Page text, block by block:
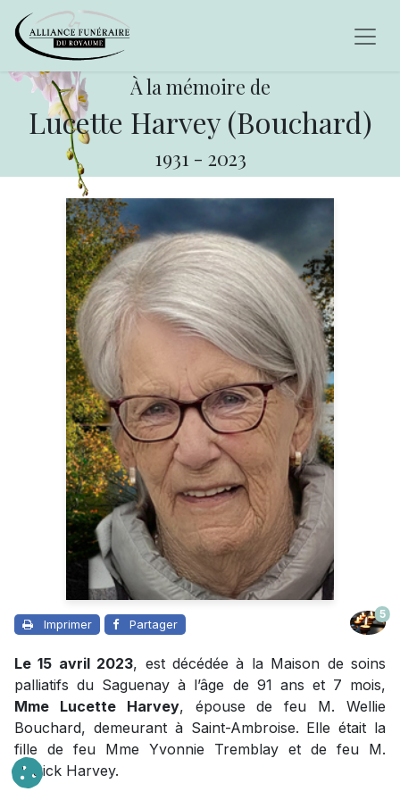
À la mémoire de
Lucette Harvey (Bouchard)
1931 - 2023
Imprimer Partager
5
Le 15 avril 2023, est décédée à la Maison de soins
palliatifs du Saguenay à l’âge de 91 ans et 7 mois,
Mme Lucette Harvey, épouse de feu M. Wellie
Bouchard, demeurant à Saint-Ambroise. Elle était la
fille de feu Mme Yvonnie Tremblay et de feu M.
Patrick Harvey.